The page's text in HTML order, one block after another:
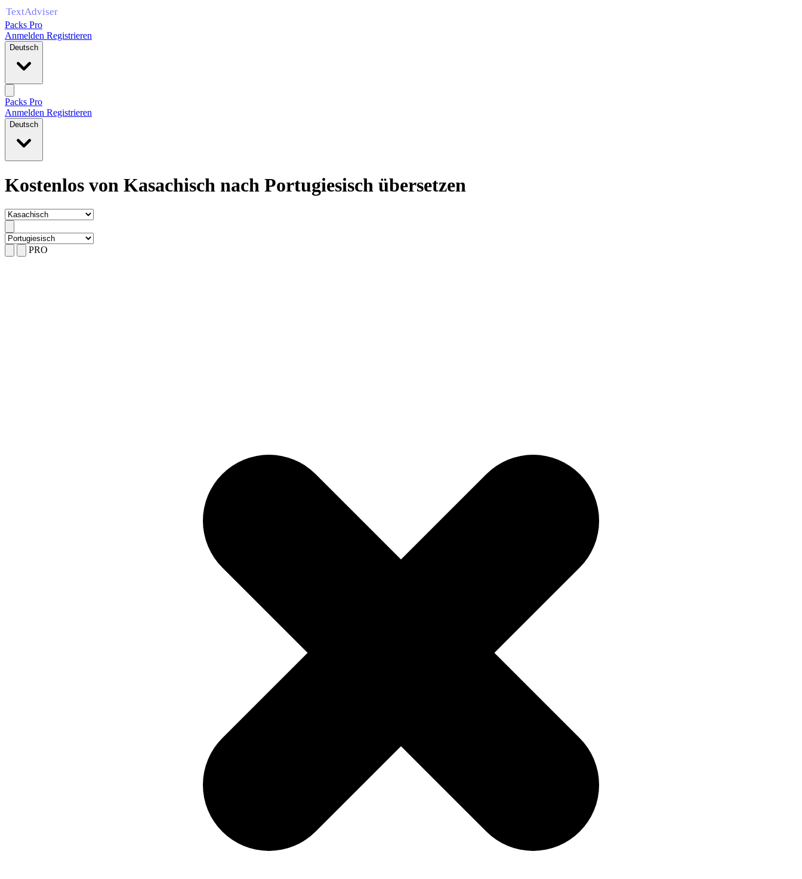
Packs Pro
Anmelden Registrieren
Deutsch
Packs Pro
Anmelden Registrieren
Deutsch
Kostenlos von Kasachisch nach Portugiesisch übersetzen
PRO